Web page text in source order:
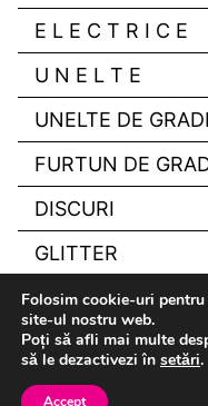
E L E C T R I C E
U N E L T E
UNELTE DE
FURTUN DE
DISCURI
GLITTER
Folosim cookie-uri
site-ul nostru web.
Poți să afli mai multe
să le dezactivezi în setări.
Accept